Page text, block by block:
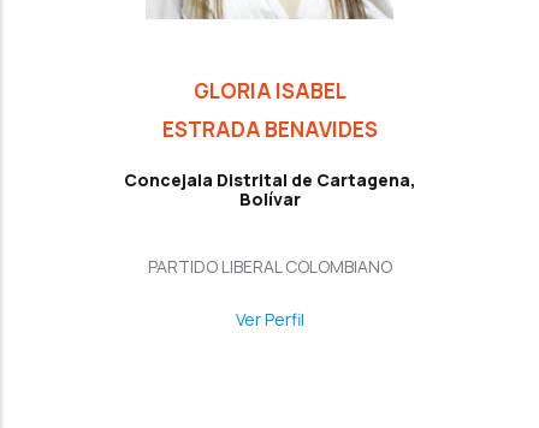
GLORIA ISABEL
ESTRADA BENAVIDES
Concejala Distrital de Cartagena,
Bolívar
PARTIDO LIBERAL COLOMBIANO
Ver Perfil